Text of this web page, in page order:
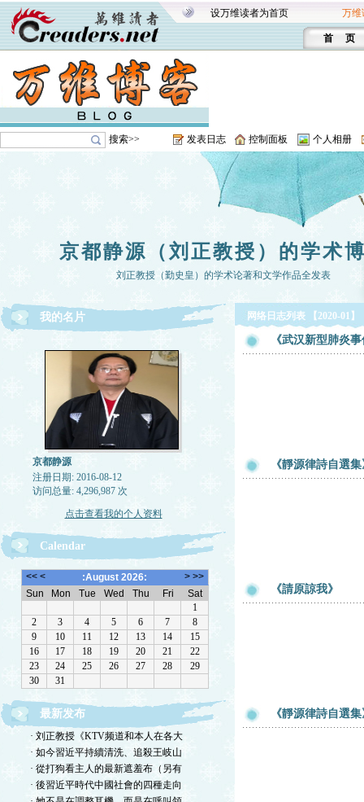
设万维读者为首页 万维
首 页
搜索>> 发表日志 控制面板 个人相册
京都静源（刘正教授）的学术
刘正教授（勤史皇）的学术论著和文学作品全发表
我的名片
京都静源
注册日期: 2016-08-12
访问总量: 4,296,987 次
点击查看我的个人资料
Calendar
最新发布
· 刘正教授《KTV频道和本人在各大
· 如今習近平持續清洗、追殺王岐山
· 從打狗看主人的最新遮羞布（另有
· 後習近平時代中國社會的四種走向
网络日志列表 【2020-01】
《武汉新型肺炎
《靜源律詩自選
《請原諒我》
《靜源律詩自選